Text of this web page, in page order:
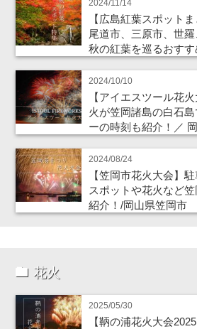
2024/11/14
【広島紅葉スポット
尾道市、三原市、世
秋の紅葉を巡るおすす
2024/10/10
【アイエスツール花
火が笠岡諸島の白石
ーの時刻も紹介！／
2024/08/24
【笠岡市花火大会】
スポットや花火など
紹介！/岡山県笠岡市
花火
2025/05/30
【鞆の浦花火大会